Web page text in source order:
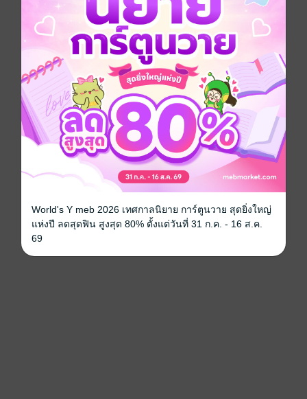
ล็อกอินเข้าระบบ
World's Y meb 2026 เทศกาลนิยาย การ์ตูนวาย สุดยิ่งใหญ่
แห่งปี ลดสุดฟิน สูงสุด 80% ตั้งแต่วันที่ 31 ก.ค. - 16 ส.ค.
69